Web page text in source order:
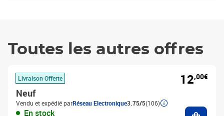
Toutes les autres offres
Livraison Offerte
Neuf
Vendu et expédié parRéseau Electronique3.75/5(106)
En stock
12,00€